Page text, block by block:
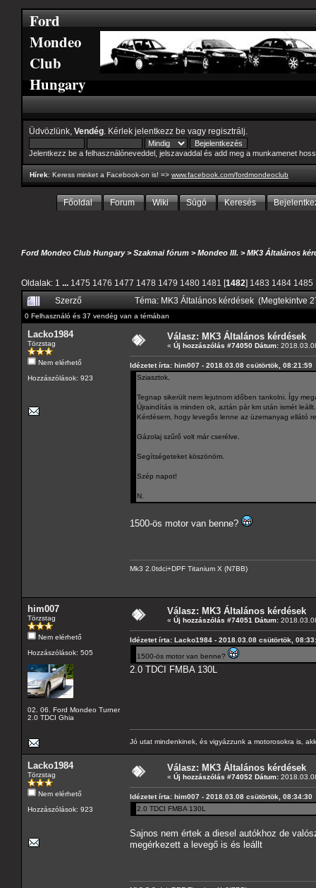
Ford
Mondeo
Club
Hungary
Üdvözlünk, Vendég . Kérlek jelentkezz be vagy regisztrálj
Jelentkezz be a felhasználóneveddel, jelszavaddal és add meg a munkamenet
Hírek: Keress minket a Facebook-on is! => www.facebook.com/fordmondeoclub
Főoldal Forum Wiki Súgó Keresés
Ford Mondeo Club Hungary>Szakmai fórum >Mondeo III. >MK3 Általános
Oldalak: 1 ... 1475 1476 1477 1478 1479 1480 1481 [1482] 1483 1484 1485
Szerző
Téma: MK3 Általános kérdések (Megtekintve
0 Felhasználó és 37 vendég van a témában
Lacko1984
Törzstag
Nem elérhető
Hozzászólások: 923
Válasz: MK3 Általános kérdések
« Új hozzászólás #74050 Dátum:
Idézetet írta: him007 - 2018.03.08 csütörtök, 08:21:59
Sziasztok,
Tegnap sikerült nem lejutnom időben tankolni. Így
Újraindítás is minden ok, aztán pár km után ismét leállt.
Kérdésem, hogy levegős lenne az üzemanyag ellátó
Gázolaj szűrő volt már cserélve.
Segítségeteket köszönöm.
Szép napot!
N.
1500-ös motor van benne?
Mk3 2.0tdci+DPF Titanium X (N7BB)
him007
Törzstag
Nem elérhető
Hozzászólások: 505
02. 06. Ford Mondeo Turner
2.0 TDCI Ghia
Válasz: MK3 Általános kérdések
« Új hozzászólás #74051 Dátum:
Idézetet írta: Lacko1984 - 2018.03.08 csütörtök,
1500-ös motor van benne?
2.0 TDCI FMBA 130L
Jó utat mindenkinek, és vigyázzunk a motorosokra is,
Lacko1984
Törzstag
Nem elérhető
Hozzászólások: 923
Válasz: MK3 Általános kérdések
« Új hozzászólás #74052 Dátum:
Idézetet írta: him007 - 2018.03.08 csütörtök, 08:34:30
2.0 TDCI FMBA 130L
Sajnos nem értek a diesel autókhoz de
megérkezett a levegő is és leállt